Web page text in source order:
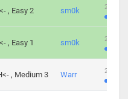
, Easy 2 sm0k 247
, Easy 1 sm0k 219
, Medium 3 Warr 280